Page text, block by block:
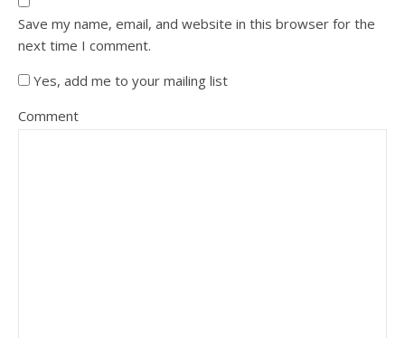
Save my name, email, and website in this browser for the
next time I comment.
Yes, add me to your mailing list
Comment